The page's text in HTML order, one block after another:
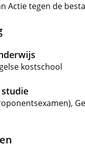
Actie tegen de
kostschool